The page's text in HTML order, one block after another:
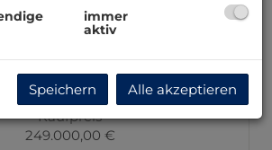
Kaufpreis
249.000,00 €
immer
aktiv
Speichern Alle akzeptieren